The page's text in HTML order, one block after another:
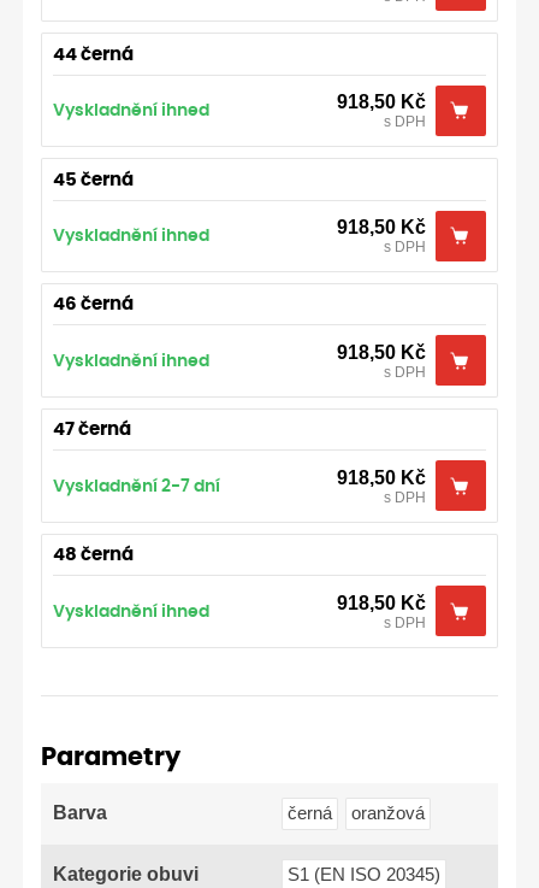
44 černá
Vyskladnění ihned 918,50 Kč
s DPH
45 černá
Vyskladnění ihned 918,50 Kč
s DPH
46 černá
Vyskladnění ihned 918,50 Kč
s DPH
47 černá
Vyskladnění 2-7 dní 918,50 Kč
s DPH
48 černá
Vyskladnění ihned 918,50 Kč
s DPH
Parametry
Barva černá oranžová
Kategorie obuvi S1 (EN ISO 20345)